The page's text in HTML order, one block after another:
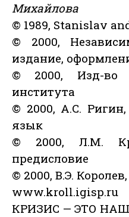
Михайлова
© 1989, Stanislav
© 2000,
издание,
© 2000, Изд-во
института
© 2000, А.С.
язык
© 2000, Л.М.
предисловие
© 2000, В.Э.
www.kroll.igisp.ru
КРИЗИС — ЭТО